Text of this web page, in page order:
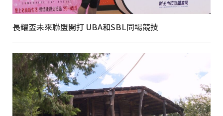
長耀盃未來聯盟開打 UBA和SBL同場競技